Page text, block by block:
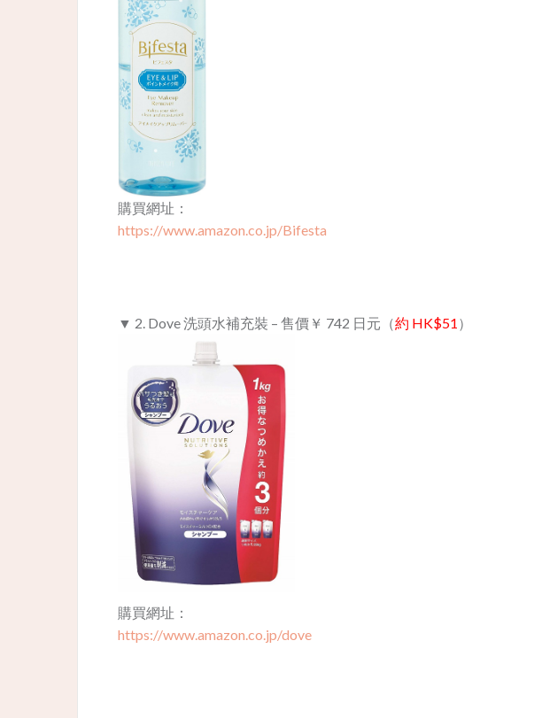
購買網址：
https://www.amazon.co.jp/Bifesta
▼ 2. Dove 洗頭水補充裝 – 售價 ￥ 742 日元（約 HK$51 ）
購買網址：
https://www.amazon.co.jp/dove